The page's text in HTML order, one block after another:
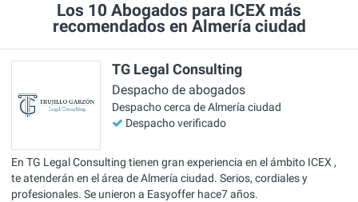
Los 10 Abogados para ICEX más
recomendados en Almería ciudad
TG Legal Consulting
Despacho de abogados
Despacho cerca de Almería ciudad
Despacho verificado
En TG Legal Consulting tienen gran experiencia en el ámbito ICEX ,
te atenderán en el área de Almería ciudad. Serios, cordiales y
profesionales. Se unieron a Easyoffer hace7 años.